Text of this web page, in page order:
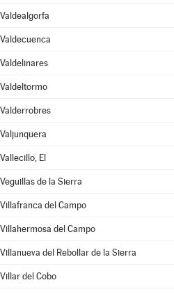
Valdealgorfa
Valdecuenca
Valdelinares
Valdeltormo
Valderrobres
Valjunquera
Vallecillo, El
Veguillas de la Sierra
Villafranca del Campo
Villahermosa del Campo
Villanueva del Rebollar de la Sierra
Villar del Cobo